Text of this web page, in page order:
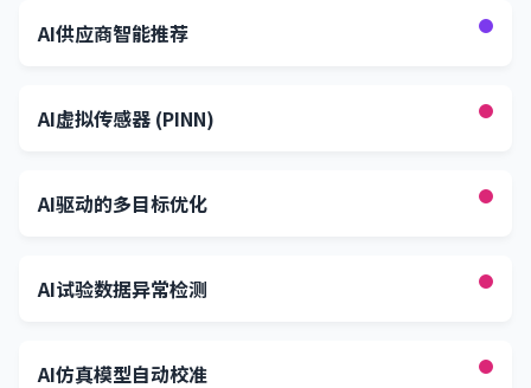
AI供应商智能推荐
AI虚拟传感器 (PINN)
AI驱动的多目标优化
AI试验数据异常检测
AI仿真模型自动校准